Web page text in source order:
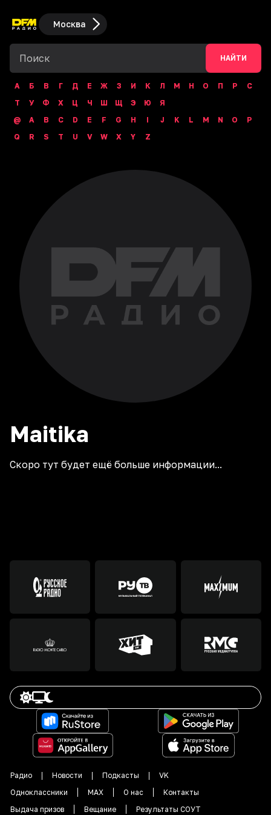
Москва
НАЙТИ
А Б В Г Д Е Ж З И К Л М Н О П Р
С
Т
У Ф Х Ц Ч Ш Щ Э Ю
Я
@
A B C D E F G H I J K L M N O
P
Q
R S T U V W X Y Z
Maitika
Скоро тут будет ещё больше информации...
Радио Новости Подкасты
VK
Одноклассники
MAX О нас
Контакты
Выдача призов
Вещание Результаты СОУТ